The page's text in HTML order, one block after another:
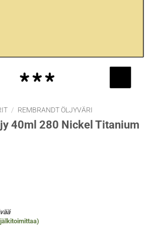
/ REMBRANDT ÖLJYVÄRI
40ml 280 Nickel Titanium
280 Nickel Titanium Yellow deep määrä